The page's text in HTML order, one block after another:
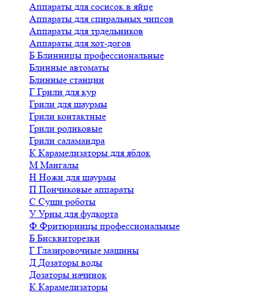
Аппараты для сосисок в яйце
Аппараты для спиральных чипсов
Аппараты для трдельников
Аппараты для хот-догов
Б Блинницы профессиональные
Блинные автоматы
Блинные станции
Г Грили для кур
Грили для шаурмы
Грили контактные
Грили роликовые
Грили саламандра
К Карамелизаторы для яблок
М Мангалы
Н Ножи для шаурмы
П Пончиковые аппараты
С Суши роботы
У Урны для фудкорта
Ф Фритюрницы профессиональные
Б Бисквиторезки
Г Глазировочные машины
Д Дозаторы воды
Дозаторы начинок
К Карамелизаторы